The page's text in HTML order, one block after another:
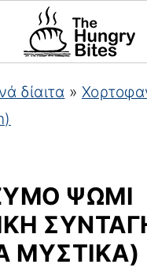
δίαιτα »
ΨΩΜΊ
ΜΥΣΤΙΚΆ)